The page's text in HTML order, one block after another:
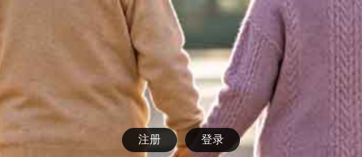
注册 登录